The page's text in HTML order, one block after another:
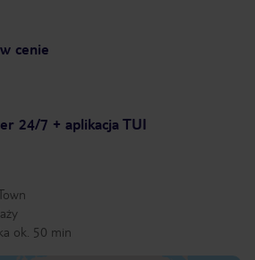
cenie
24/7 + aplikacja TUI
ok. 50 min